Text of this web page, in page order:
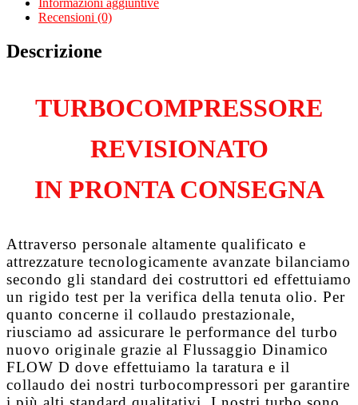
Hdi
DV6TED4
Recensioni (0)
Descrizione
TURBOCOMPRESSORE
REVISIONATO
IN PRONTA CONSEGNA
Attraverso personale altamente qualificato e
attrezzature tecnologicamente avanzate bilanciamo
secondo gli standard dei costruttori ed effettuiamo
un rigido test per la verifica della tenuta olio. Per
quanto concerne il collaudo prestazionale,
riusciamo ad assicurare le performance del turbo
nuovo originale grazie al Flussaggio Dinamico
FLOW D dove effettuiamo la taratura e il
collaudo dei nostri turbocompressori per garantire